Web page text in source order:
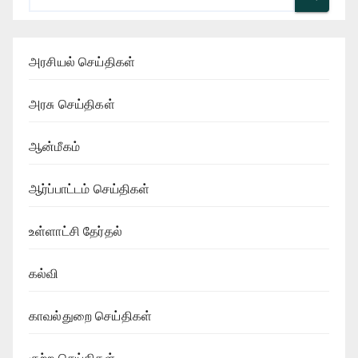
அரசியல் செய்திகள்
அரசு செய்திகள்
ஆன்மீகம்
ஆர்ப்பாட்டம் செய்திகள்
உள்ளாட்சி தேர்தல்
கல்வி
காவல்துறை செய்திகள்